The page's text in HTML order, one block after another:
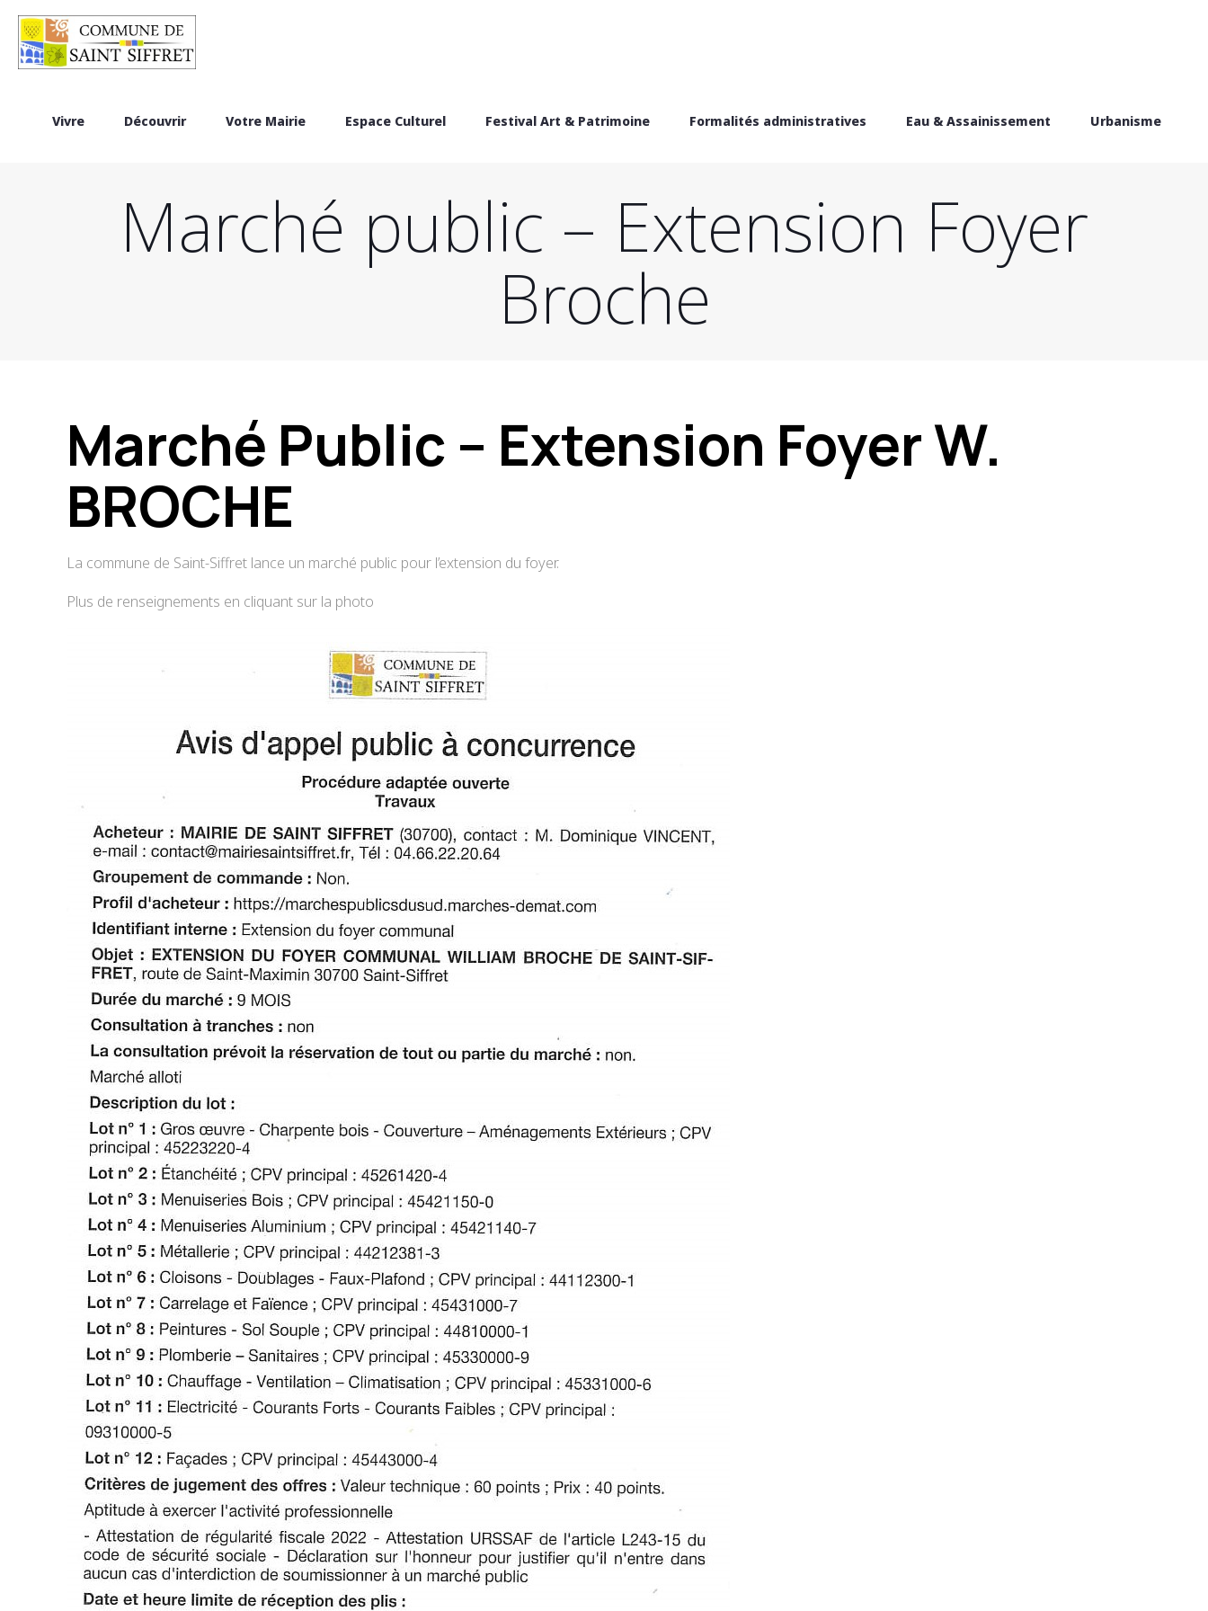
Vivre Découvrir Votre Mairie Espace Culturel Festival Art & Patrimoine Formalités administratives Eau & Assainissement Urbanisme
Marché public – Extension Foyer
Broche
Marché Public – Extension Foyer W.
BROCHE
La commune de Saint-Siffret lance un marché public pour l’extension du foyer.
Plus de renseignements en cliquant sur la photo